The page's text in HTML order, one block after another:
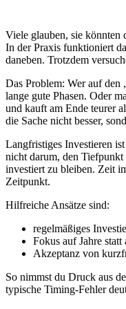
Viele glauben, sie könnten
In der Praxis funktioniert
daneben. Trotzdem
Das Problem: Wer auf den
lange gute Phasen. Oder
und kauft am Ende teurer
die Sache nicht besser,
Langfristiges Investieren
nicht darum, den Tiefpunkt
investiert zu bleiben. Zeit
Zeitpunkt.
Hilfreiche Ansätze sind:
regelmäßiges
Fokus auf Jahre
Akzeptanz von
So nimmst du Druck aus
typische Timing-Fehler